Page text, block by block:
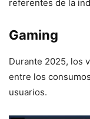
referentes de la
Gaming
Durante 2025, los
entre los
usuarios.